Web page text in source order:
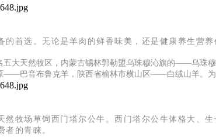
的首选。无论是羊肉的鲜香味美，还是健康养生营养
五大天然牧区，内蒙古锡林郭勒盟乌珠穆沁旗的——乌
——巴音布鲁克羊，陕西省榆林市横山区——白绒山羊。为
然牧场草饲西门塔尔公牛。西门塔尔公牛体格大、
者的青睐。